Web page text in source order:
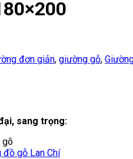
đơn giản, giường gỗ,
sang trọng:
gõ
đồ gỗ Lan Chí